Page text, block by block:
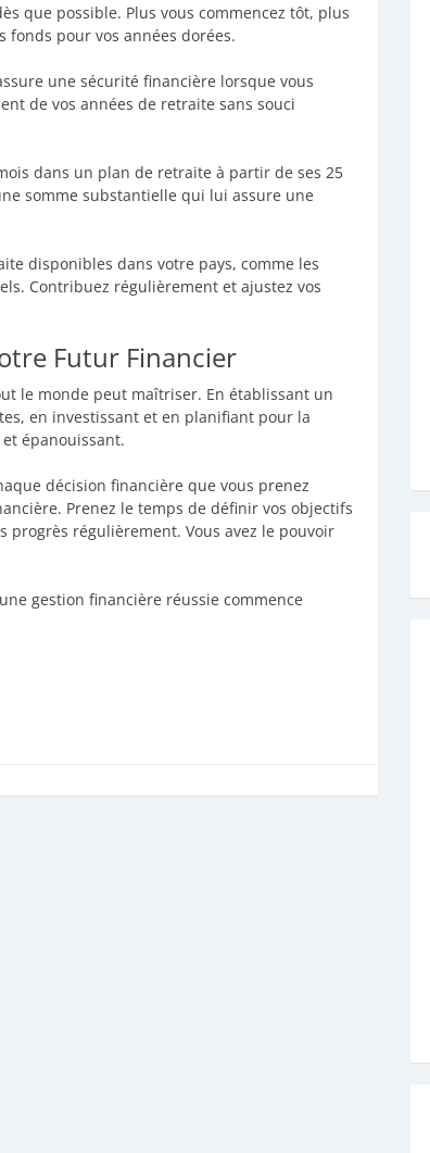
que possible. Plus vous commencez tôt, plus
fonds pour vos années dorées.
une sécurité financière lorsque vous
de vos années de retraite sans souci
dans un plan de retraite à partir de ses 25
somme substantielle qui lui assure une
disponibles dans votre pays, comme les
Contribuez régulièrement et ajustez vos
Futur Financier
le monde peut maîtriser. En établissant un
en investissant et en planifiant pour la
épanouissant.
décision financière que vous prenez
Prenez le temps de définir vos objectifs
progrès régulièrement. Vous avez le pouvoir
gestion financière réussie commence